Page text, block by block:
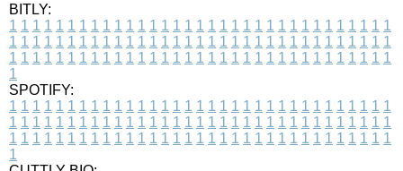
BITLY:
1 1 1 1 1 1 1 1 1 1 1 1 1 1 1 1 1 1 1 1 1 1 1 1 1 1 1 1 1 1 1 1 1
1 1 1 1 1 1 1 1 1 1 1 1 1 1 1 1 1 1 1 1 1 1 1 1 1 1 1 1 1 1 1 1 1
1 1 1 1 1 1 1 1 1 1 1 1 1 1 1 1 1 1 1 1 1 1 1 1 1 1 1 1 1 1 1 1 1
1
SPOTIFY:
1 1 1 1 1 1 1 1 1 1 1 1 1 1 1 1 1 1 1 1 1 1 1 1 1 1 1 1 1 1 1 1 1
1 1 1 1 1 1 1 1 1 1 1 1 1 1 1 1 1 1 1 1 1 1 1 1 1 1 1 1 1 1 1 1 1
1 1 1 1 1 1 1 1 1 1 1 1 1 1 1 1 1 1 1 1 1 1 1 1 1 1 1 1 1 1 1 1 1
1